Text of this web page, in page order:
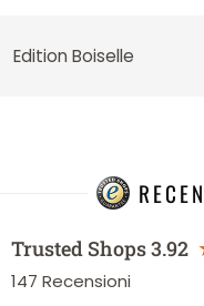
Edition Boiselle
Trusted Shops3.92
147 Recensioni